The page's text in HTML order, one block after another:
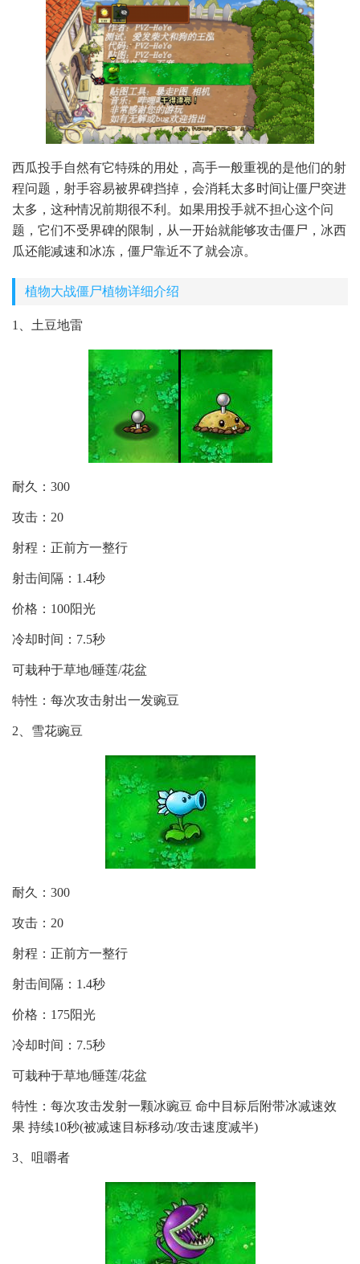
西瓜投手自然有它特殊的用处，高手一般重视的是他们的射
程问题，射手容易被界碑挡掉，会消耗太多时间让僵尸突进
太多，这种情况前期很不利。如果用投手就不担心这个问
题，它们不受界碑的限制，从一开始就能够攻击僵尸，冰西
瓜还能减速和冰冻，僵尸靠近不了就会凉。
植物大战僵尸植物详细介绍
1、土豆地雷
耐久：300
攻击：20
射程：正前方一整行
射击间隔：1.4秒
价格：100阳光
冷却时间：7.5秒
可栽种于草地/睡莲/花盆
特性：每次攻击射出一发豌豆
2、雪花豌豆
耐久：300
攻击：20
射程：正前方一整行
射击间隔：1.4秒
价格：175阳光
冷却时间：7.5秒
可栽种于草地/睡莲/花盆
特性：每次攻击发射一颗冰豌豆 命中目标后附带冰减速效
果 持续10秒(被减速目标移动/攻击速度减半)
3、咀嚼者